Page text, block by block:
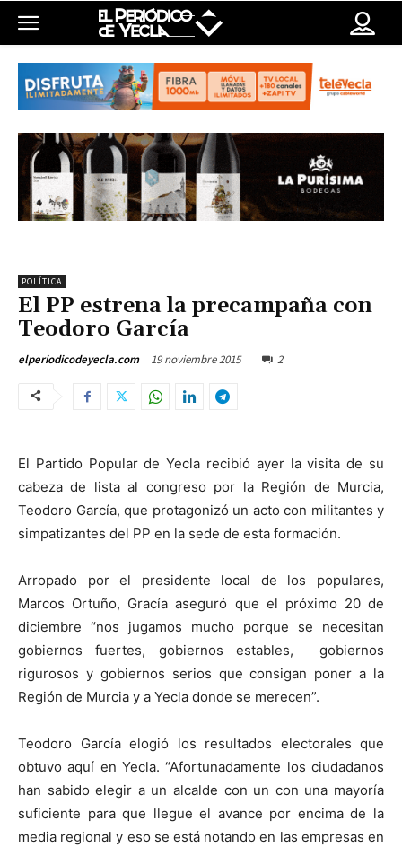
POLÍTICA
El PP estrena la precampaña con
Teodoro García
elperiodicodeyecla.com 19 noviembre 2015 2
El Partido Popular de Yecla recibió ayer la visita de su
cabeza de lista al congreso por la Región de Murcia,
Teodoro García, que protagonizó un acto con militantes y
simpatizantes del PP en la sede de esta formación.
Arropado por el presidente local de los populares,
Marcos Ortuño, Gracía aseguró que el próximo 20 de
diciembre “nos jugamos mucho porque se necesitan
gobiernos fuertes, gobiernos estables, gobiernos
rigurosos y gobiernos serios que consigan poner a la
Región de Murcia y a Yecla donde se merecen”.
Teodoro García elogió los resultados electorales que
obtuvo aquí en Yecla. “Afortunadamente los ciudadanos
han sabido elegir a un alcalde con un con una mayoría
suficiente para que llegue el avance por encima de la
media regional y eso se está notando en las empresas en